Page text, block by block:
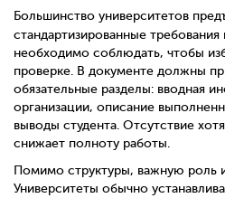
Большинство университетов
стандартизированные требования
необходимо соблюдать, чтобы
проверке. В документе должны
обязательные разделы: вводная
организации, описание
выводы студента. Отсутствие
снижает полноту работы.
Помимо структуры, важную роль
Университеты обычно